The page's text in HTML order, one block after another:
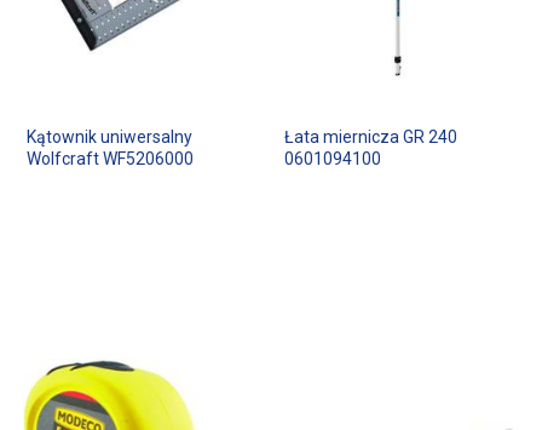
Kątownik uniwersalny
Wolfcraft WF5206000
Łata miernicza GR 240
0601094100